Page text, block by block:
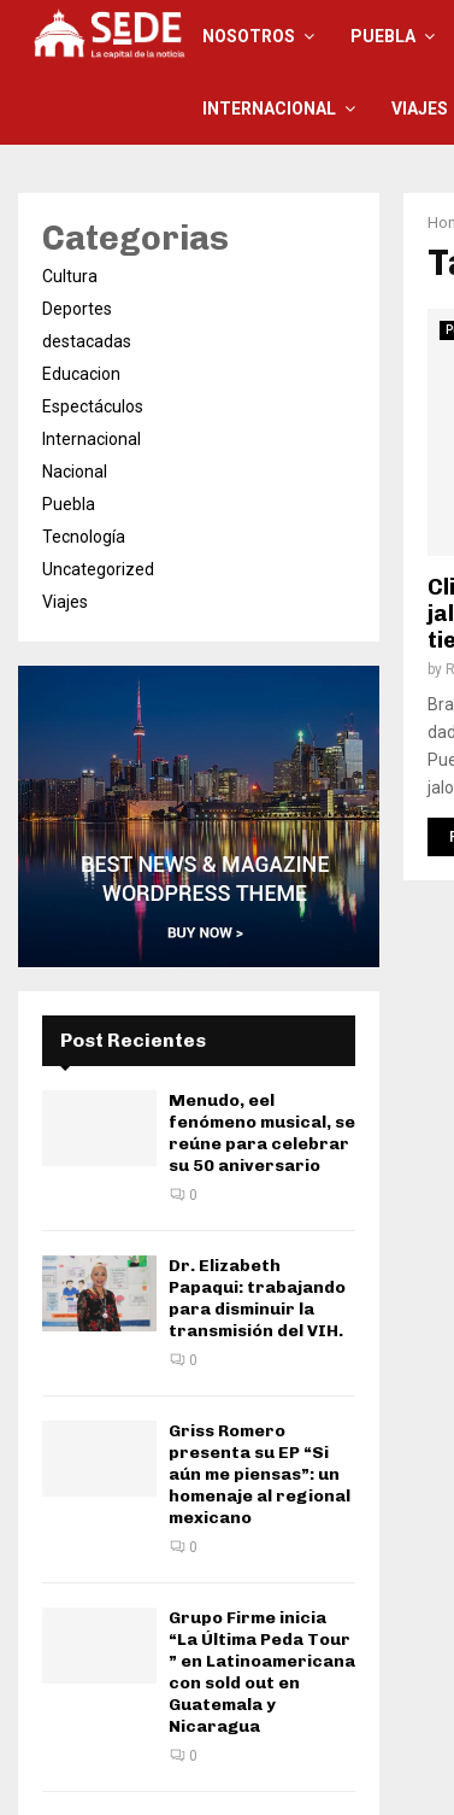
NOSOTROS PUEBLA
INTERNACIONAL VIAJES
by
Categorias
Cultura
Deportes
destacadas
Educacion
Espectáculos
Internacional
Nacional
Puebla
Tecnología
Uncategorized
Viajes
Post Recientes
Menudo, eel
fenómeno musical, se
reúne para celebrar
su 50 aniversario
0
Dr. Elizabeth
Papaqui: trabajando
para disminuir la
transmisión del VIH.
0
Griss Romero
presenta su EP “Si
aún me piensas”: un
homenaje al regional
mexicano
0
Grupo Firme inicia
“La Última Peda Tour
” en Latinoamericana
con sold out en
Guatemala y
Nicaragua
0